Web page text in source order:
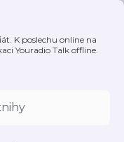
K poslechu online na
Youradio Talk offline.